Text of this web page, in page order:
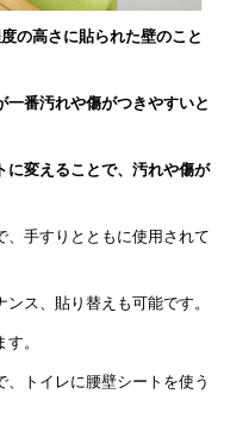
の高さに貼られた壁のこと
一番汚れや傷がつきやすいと
に変えることで、汚れや傷が
、手すりとともに使用されて
ス、貼り替えも可能です。
。
、トイレに腰壁シートを使う